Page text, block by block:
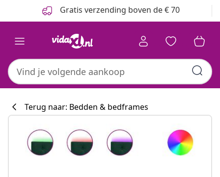
Gratis verzending boven de € 70
Terug naar: Bedden & bedframes